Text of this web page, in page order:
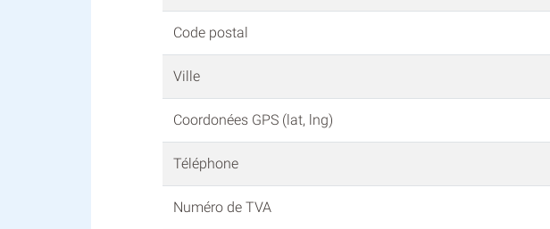
Code postal
Ville
Coordonées GPS (lat, lng)
Téléphone
Numéro de TVA